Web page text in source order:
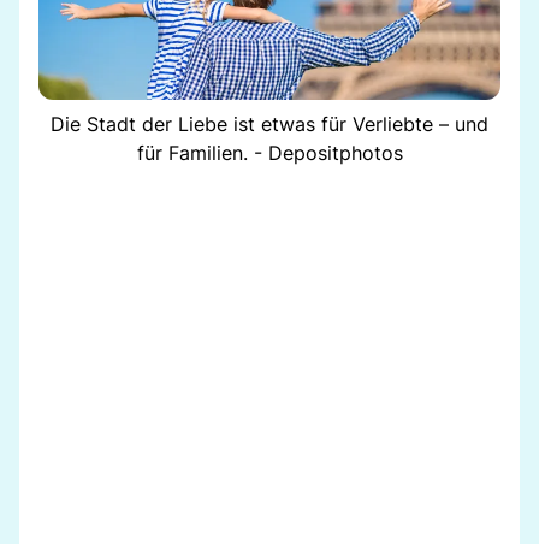
Die Stadt der Liebe ist etwas für Verliebte – und
für Familien. - Depositphotos